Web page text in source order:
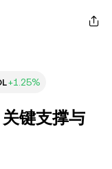
+1.25%
键支撑与